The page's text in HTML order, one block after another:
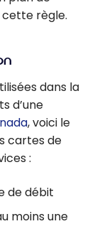
règle.
dans la
d’une
, voici le
cartes de
:
de débit
moins une